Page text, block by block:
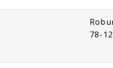
78-